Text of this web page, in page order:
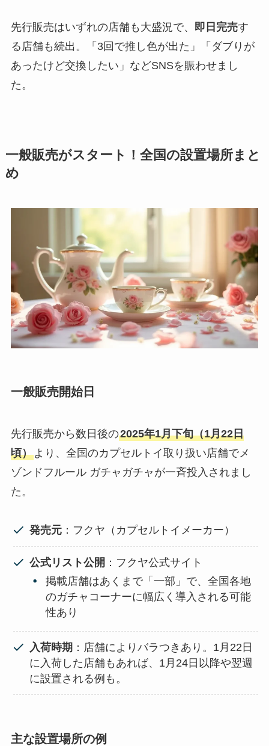
先行販売はいずれの店舗も大盛況で、 即日完売す
る店舗も続出。「3回で推し色が出た」「ダブりが
あったけど交換したい」などSNSを賑わせまし
た。
一般販売がスタート！全国の設置場所まと
め
一般販売開始日
先行販売から数日後の2025年1月下旬（1月22日
頃）より、全国のカプセルトイ取り扱い店舗でメ
ゾンドフルール ガチャガチャが一斉投入されまし
た。
発売元 ：フクヤ（カプセルトイメーカー）
公式リスト公開 ：フクヤ公式サイト
掲載店舗はあくまで「一部」で、全国各地
のガチャコーナーに幅広く導入される可能
性あり
入荷時期 ：店舗によりバラつきあり。1月22日
に入荷した店舗もあれば、1月24日以降や翌週
に設置される例も。
主な設置場所の例